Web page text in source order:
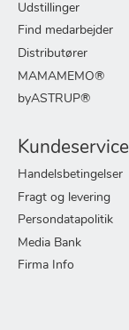
Udstillinger
Find medarbejder
Distributører
MAMAMEMO®
byASTRUP®
Kundeservice
Handelsbetingelser
Fragt og levering
Persondatapolitik
Media Bank
Firma Info